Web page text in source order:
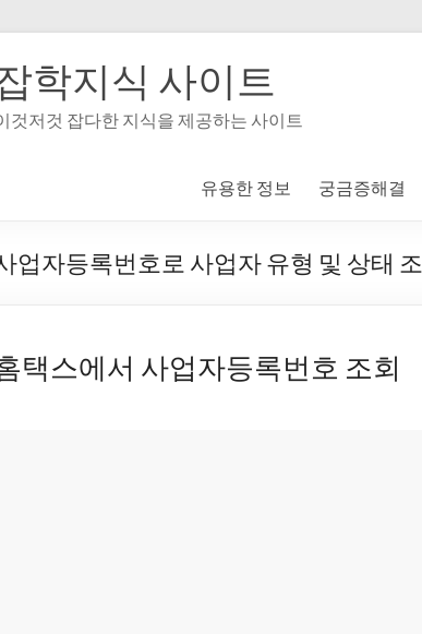
학지식 사이트
것저것 잡다한 지식을 제공하는 사이트
유용한 정보 궁금증해결
업자등록번호로 사업자 유형 및 상태
택스에서 사업자등록번호 조회